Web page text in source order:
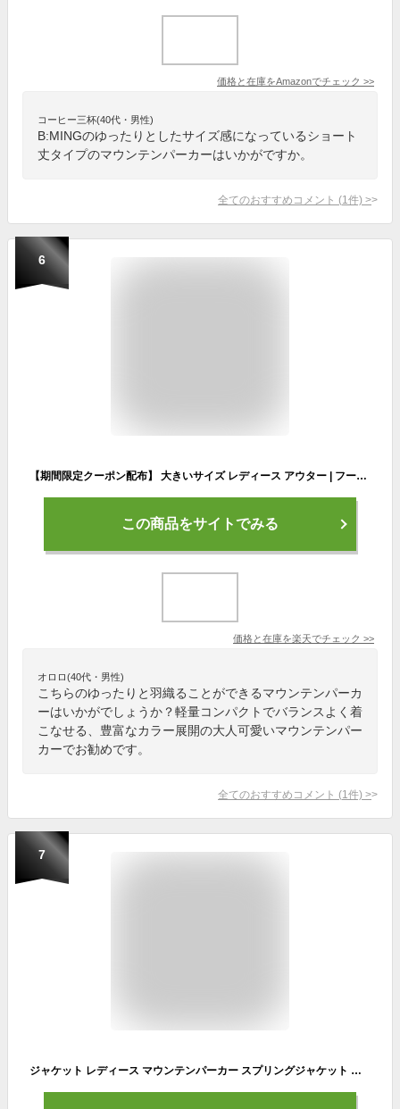
価格と在庫をAmazonでチェック >>
コーヒー三杯(40代・男性)
B:MINGのゆったりとしたサイズ感になっているショート
丈タイプのマウンテンパーカーはいかがですか。
全てのおすすめコメント (1 件) >
6
【期間限定クーポン配布】 大きいサイズ レディース アウター | フードボア 中綿 キルティング ゆったりがちょうどいい！ おしゃれ 長袖 マンパー _ オリジナル アウター マウンテンパーカー LL 3L 4L 5L 6L 7L 8L ゆったり お腹 胸周り 二の腕 [431759] 春 春物 春服
この商品をサイトでみる
価格と在庫を楽天でチェック >>
オロロ(40代・男性)
こちらのゆったりと羽織ることができるマウンテンパーカ
ーはいかがでしょうか？軽量コンパクトでバランスよく着
こなせる、豊富なカラー展開の大人可愛いマウンテンパー
カーでお勧めです。
全てのおすすめコメント (1 件) >
7
ジャケット レディース マウンテンパーカー スプリングジャケット 女性 アウター ジャケット 春物 春コート スプリングコート 春ジャケット 黒 ブラック ベージュ ネイビー カーキ ファッション【あす楽】 アウター おしゃれ かわいい